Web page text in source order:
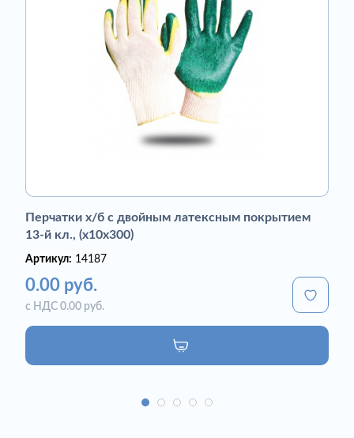
Перчатки х/б с двойным латексным покрытием
13-й кл., (х10х300)
Артикул: 14187
0.00 руб.
с НДС 0.00 руб.